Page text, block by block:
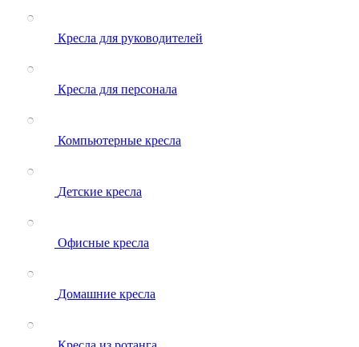
Кресла для руководителей
Кресла для персонала
Компьютерные кресла
Детские кресла
Офисные кресла
Домашние кресла